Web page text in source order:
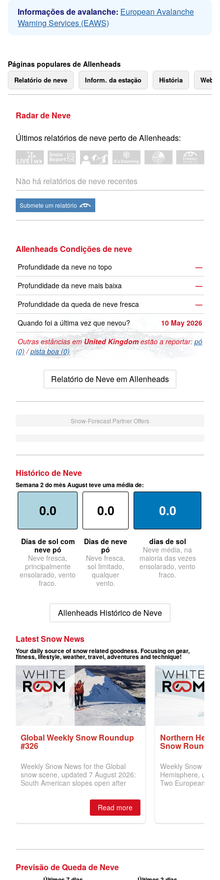
Informações de avalanche: European Avalanche
Warning Services (EAWS)
Páginas populares de Allenheads
Relatório de neve Inform. da estação História
Radar de Neve
Últimos relatórios de neve perto de Allenheads:
Não há relatórios de neve recentes
Submete um relatório
Allenheads Condições de neve
Profundidade da neve no topo
—
Profundidade da neve mais baixa
—
Profundidade da queda de neve fresca
—
Quando foi a última vez que nevou?
10 May 2026
Outras estâncias emUnited Kingdomestão a reportar: pó
(0) /pista boa (0)
Relatório de Neve em Allenheads
Snow-Forecast Partner Offers
Histórico de Neve
Semana 2 do mês August teve uma média de:
0.0
Dias de sol com
neve pó
Neve fresca,
principalmente
ensolarado, vento
fraco.
0.0
Dias de neve
pó
Neve fresca,
sol limitado,
qualquer
vento.
0.0
dias de sol
Neve média, na
maioria das vezes
ensolarado, vento
fraco.
Allenheads Histórico de Neve
Previsão de Queda de Neve